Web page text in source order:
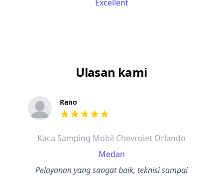
Ulasan kami
Rano
dari ulasan adalah bintang lima
Kaca Samping Mobil Chevrolet Orlando
Medan
Pelayanan yang sangat baik, teknisi sampai